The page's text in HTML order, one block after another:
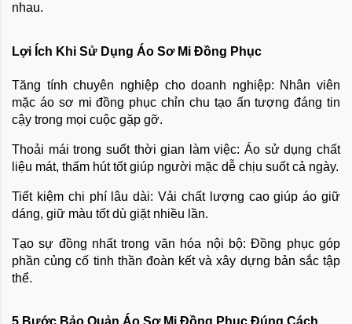
nhau.
Lợi Ích Khi Sử Dụng Áo Sơ Mi Đồng Phục
Tăng tính chuyên nghiệp cho doanh nghiệp: Nhân viên
mặc áo sơ mi đồng phục chỉn chu tạo ấn tượng đáng tin
cậy trong mọi cuộc gặp gỡ.
Thoải mái trong suốt thời gian làm việc: Áo sử dụng chất
liệu mát, thấm hút tốt giúp người mặc dễ chịu suốt cả ngày.
Tiết kiệm chi phí lâu dài: Vải chất lượng cao giúp áo giữ
dáng, giữ màu tốt dù giặt nhiều lần.
Tạo sự đồng nhất trong văn hóa nội bộ: Đồng phục góp
phần củng cố tinh thần đoàn kết và xây dựng bản sắc tập
thể.